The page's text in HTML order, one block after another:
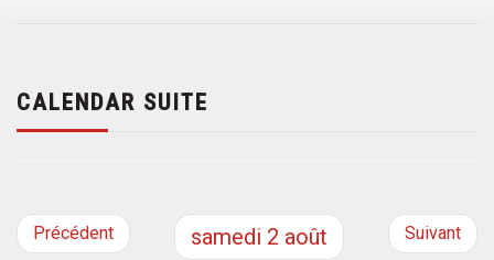
CALENDAR SUITE
Précédent samedi 2 août Suivant